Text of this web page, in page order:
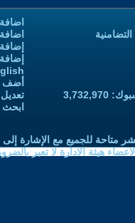
أضف
متاحة للجميع مع الإشارة إلى
هيئة الادارة لا تعبر